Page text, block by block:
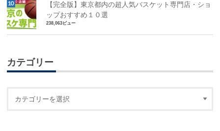
【完全版】東京都内の超人気バスケット専門店・ショ
ップおすすめ１０選
238,063ビュー
カテゴリー